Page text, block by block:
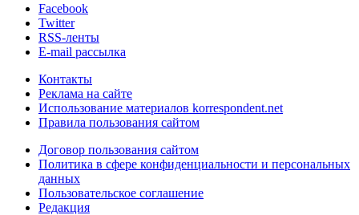
Facebook
Twitter
RSS-ленты
E-mail рассылка
Контакты
Реклама на сайте
Использование материалов korrespondent.net
Правила пользования сайтом
Договор пользования сайтом
Политика в сфере конфиденциальности и персональных
данных
Пользовательское соглашение
Редакция